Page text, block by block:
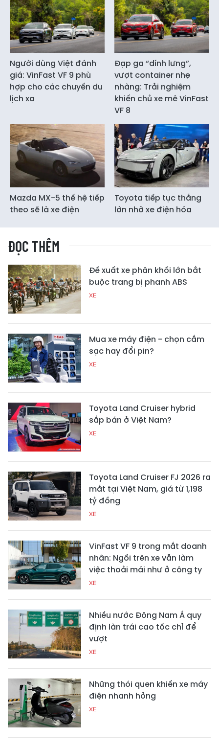
Người dùng Việt đánh
giá: VinFast VF 9 phù
hợp cho các chuyến du
lịch xa
Đạp ga “dính lưng”,
vượt container nhẹ
nhàng: Trải nghiệm
khiến chủ xe mê VinFast
VF 8
Mazda MX-5 thế hệ tiếp
theo sẽ là xe điện
Toyota tiếp tục thắng
lớn nhờ xe điện hóa
ĐỌC THÊM
Đề xuất xe phân khối lớn bắt
buộc trang bị phanh ABS
XE
Mua xe máy điện - chọn cắm
sạc hay đổi pin?
XE
Toyota Land Cruiser hybrid
sắp bán ở Việt Nam?
XE
Toyota Land Cruiser FJ 2026 ra
mắt tại Việt Nam, giá từ 1,198
tỷ đồng
XE
VinFast VF 9 trong mắt doanh
nhân: Ngồi trên xe vẫn làm
việc thoải mái như ở công ty
XE
Nhiều nước Đông Nam Á quy
định làn trái cao tốc chỉ để
vượt
XE
Những thói quen khiến xe máy
điện nhanh hỏng
XE